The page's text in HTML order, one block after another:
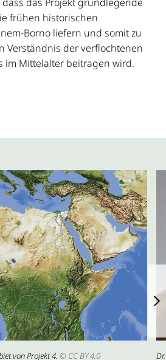
frühen historischen
Borno liefern und somit zu
Verständnis der verflochtenen
im Mittelalter beitragen wird.
von Projekt 4. © CC BY 4.0